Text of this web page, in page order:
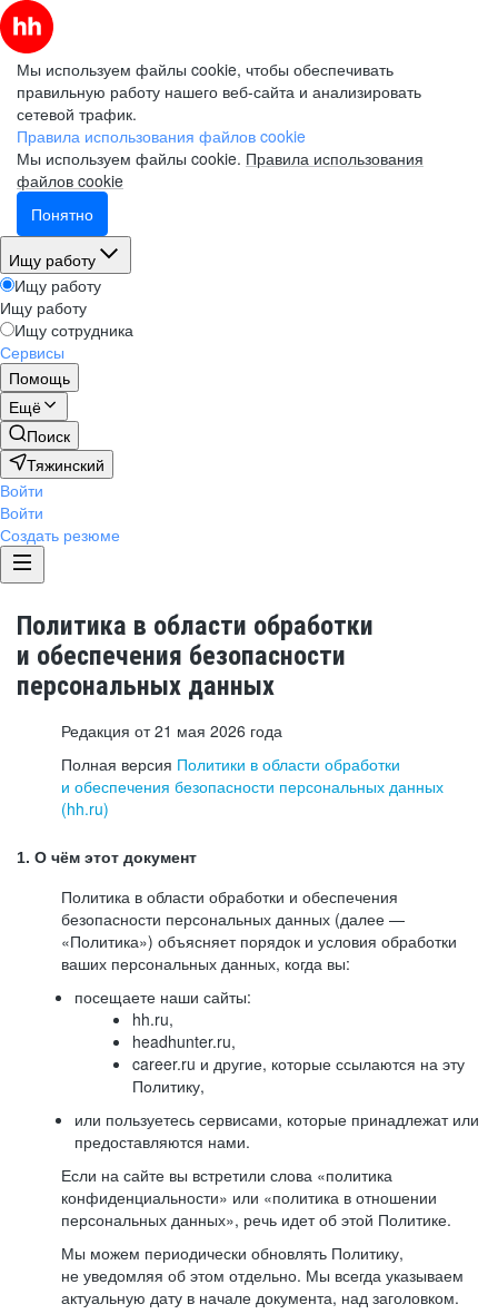
Мы используем файлы cookie, чтобы обеспечивать
правильную работу нашего веб-сайта и анализировать
сетевой трафик.
Правила использования файлов cookie
Мы используем файлы cookie. Правила использования
файлов cookie
Понятно
Ищу работу
Ищу работу
Ищу работу
Ищу сотрудника
Сервисы
Помощь
Ещё
Поиск
Тяжинский
Войти
Войти
Создать резюме
Политика в области обработки
и обеспечения безопасности
персональных данных
Редакция от 21 мая 2026 года
Полная версия Политики в области обработки
и обеспечения безопасности персональных данных
(hh.ru)
1. О чём этот документ
Политика в области обработки и обеспечения
безопасности персональных данных (далее —
«Политика») объясняет порядок и условия обработки
ваших персональных данных, когда вы:
посещаете наши сайты:
hh.ru,
headhunter.ru,
career.ru и другие, которые ссылаются на эту
Политику,
или пользуетесь сервисами, которые принадлежат или
предоставляются нами.
Если на сайте вы встретили слова «политика
конфиденциальности» или «политика в отношении
персональных данных», речь идет об этой Политике.
Мы можем периодически обновлять Политику,
не уведомляя об этом отдельно. Мы всегда указываем
актуальную дату в начале документа, над заголовком.